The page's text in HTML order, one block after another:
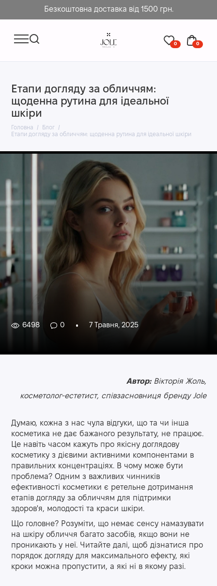
Безкоштовна доставка від 1500 грн.
0 0
Етапи догляду за обличчям:
щоденна рутина для ідеальної
шкіри
Головна
Блог
Етапи догляду за обличчям: щоденна рутина для ідеальної шкіри
6498 0 7 Травня, 2025
Автор:Вікторія Жоль,
косметолог-естетист, співзасновниця бренду Jole
Думаю, кожна з нас чула відгуки, що та чи інша
косметика не дає бажаного результату, не працює.
Це навіть часом кажуть про якісну доглядову
косметику з дієвими активними компонентами в
правильних концентраціях. В чому може бути
проблема? Одним з важливих чинників
ефективності косметики є ретельне дотримання
етапів догляду за обличчям для підтримки
здоров'я, молодості та краси шкіри.
Що головне? Розуміти, що немає сенсу намазувати
на шкіру обличчя багато засобів, якщо вони не
проникають у неї. Читайте далі, щоб дізнатися про
порядок догляду для максимального ефекту, які
кроки можна пропустити, а які ні в якому разі.